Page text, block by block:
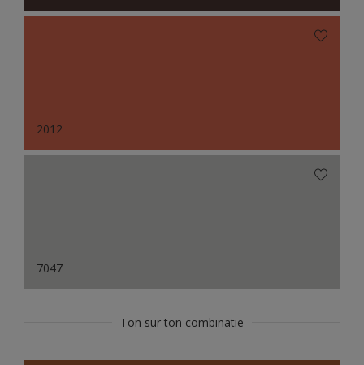
2012
7047
Ton sur ton combinatie